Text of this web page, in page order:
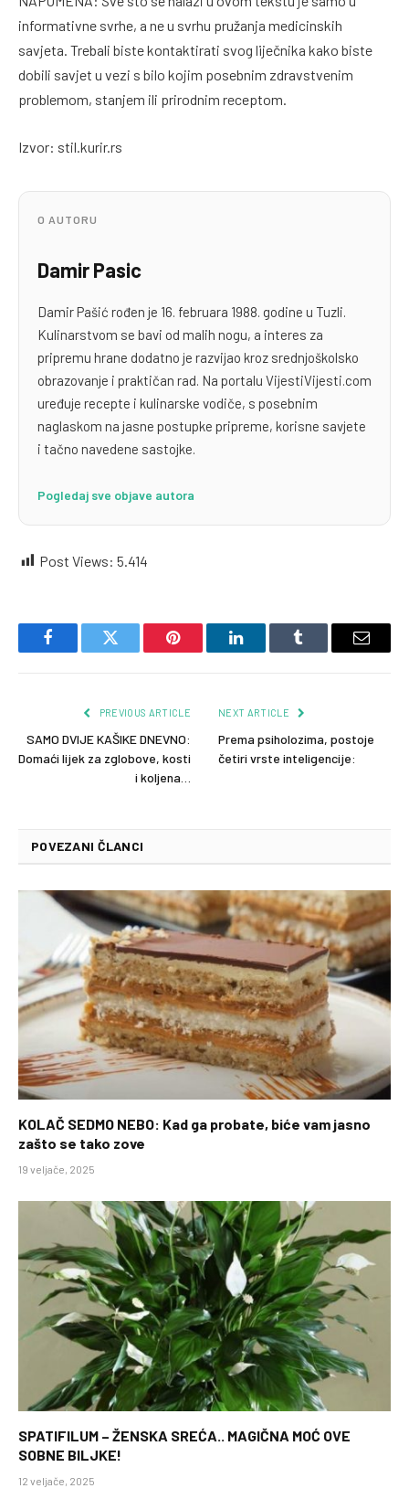
informativne svrhe, a ne u svrhu pružanja medicinskih
savjeta. Trebali biste kontaktirati svog liječnika kako biste
dobili savjet u vezi s bilo kojim posebnim zdravstvenim
problemom, stanjem ili prirodnim receptom.
Izvor: stil.kurir.rs
O AUTORU
Damir Pasic
Damir Pašić rođen je 16. februara 1988. godine u Tuzli.
Kulinarstvom se bavi od malih nogu, a interes za
pripremu hrane dodatno je razvijao kroz srednjoškolsko
obrazovanje i praktičan rad. Na portalu VijestiVijesti.com
uređuje recepte i kulinarske vodiče, s posebnim
naglaskom na jasne postupke pripreme, korisne savjete
i tačno navedene sastojke.
Pogledaj sve objave autora
Post Views: 5.414
FacebookTwitter Pinterest LinkedInTumblr Email
PREVIOUS ARTICLE
SAMO DVIJE KAŠIKE DNEVNO:
Domaći lijek za zglobove, kosti
i koljena…
NEXT ARTICLE
Prema psiholozima, postoje
četiri vrste inteligencije:
POVEZANI ČLANCI
KOLAČ SEDMO NEBO: Kad ga probate, biće vam jasno
zašto se tako zove
19 veljače, 2025
SPATIFILUM – ŽENSKA SREĆA.. MAGIČNA MOĆ OVE
SOBNE BILJKE!
12 veljače, 2025